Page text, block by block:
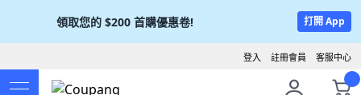
領取您的 $200 首購優惠卷! 打開 App
客服中心
註冊會員
登入